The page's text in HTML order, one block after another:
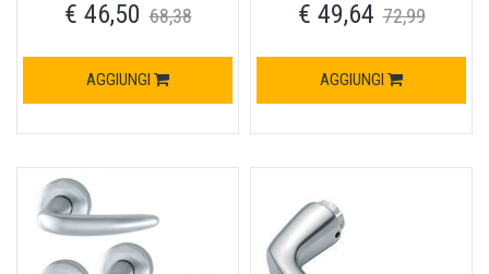
satinato€ 46,50 68,38
AGGIUNGI
€ 49,64 72,99
AGGIUNGI